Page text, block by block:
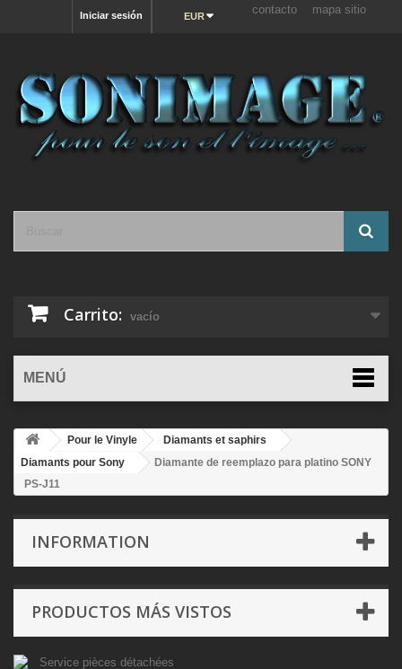
contacto mapa sitio
EUR
Iniciar sesión
Carrito: vacío
MENÚ
Pour le Vinyle
Diamants et saphirs
Diamants pour Sony
Diamante de reemplazo para platino SONY
PS-J11
INFORMATION
PRODUCTOS MÁS VISTOS